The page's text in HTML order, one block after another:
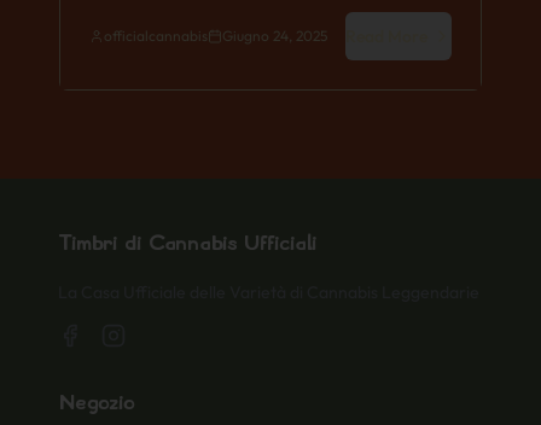
officialcannabis Giugno 24, 2025
Timbri di Cannabis Ufficiali
Negozio